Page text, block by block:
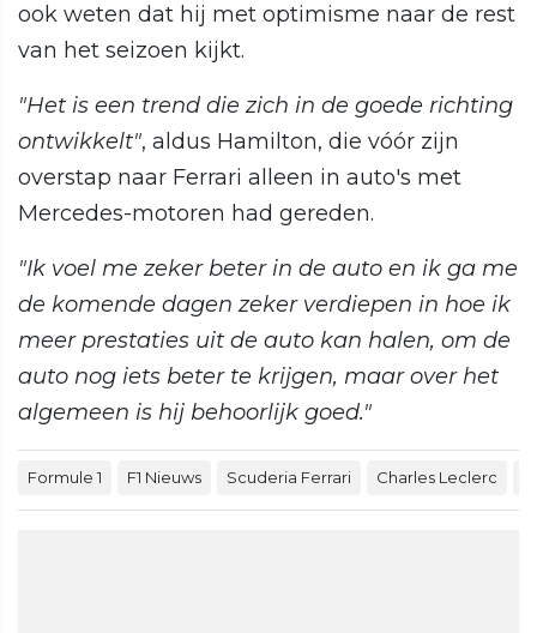
ook weten dat hij met optimisme naar de rest
van het seizoen kijkt.
"Het is een trend die zich in de goede richting
ontwikkelt", aldus Hamilton, die vóór zijn
overstap naar Ferrari alleen in auto's met
Mercedes-motoren had gereden.
"Ik voel me zeker beter in de auto en ik ga me
de komende dagen zeker verdiepen in hoe ik
meer prestaties uit de auto kan halen, om de
auto nog iets beter te krijgen, maar over het
algemeen is hij behoorlijk goed."
Formule 1 F1 Nieuws Scuderia Ferrari Charles Leclerc